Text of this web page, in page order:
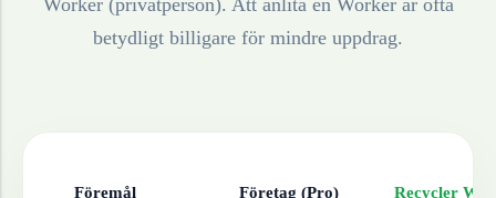
Worker (privatperson). Att anlita en Worker är ofta
betydligt billigare för mindre uppdrag.
Föremål Företag (Pro) Recycler